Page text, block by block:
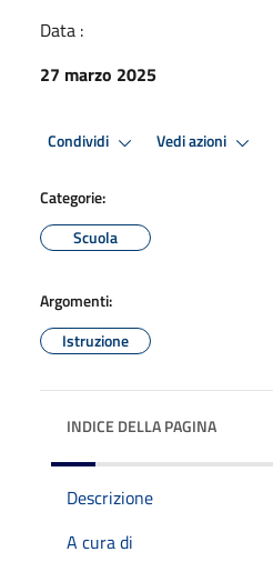
Data :
27 marzo 2025
Condividi Vedi azioni
Categorie:
Scuola
Argomenti:
Istruzione
INDICE DELLA PAGINA
Descrizione
A cura di